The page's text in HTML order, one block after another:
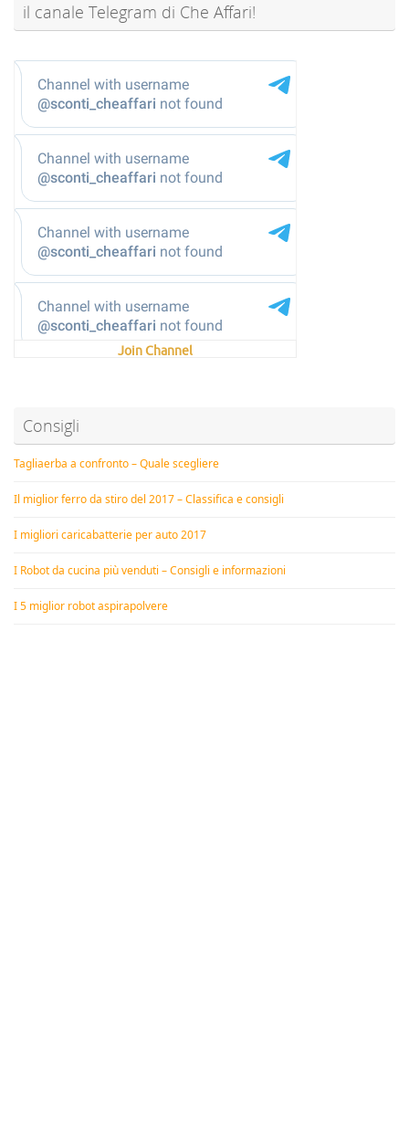
il canale Telegram di Che Affari!
Join Channel
Consigli
Tagliaerba a confronto – Quale scegliere
Il miglior ferro da stiro del 2017 – Classifica e consigli
I migliori caricabatterie per auto 2017
I Robot da cucina più venduti – Consigli e informazioni
I 5 miglior robot aspirapolvere